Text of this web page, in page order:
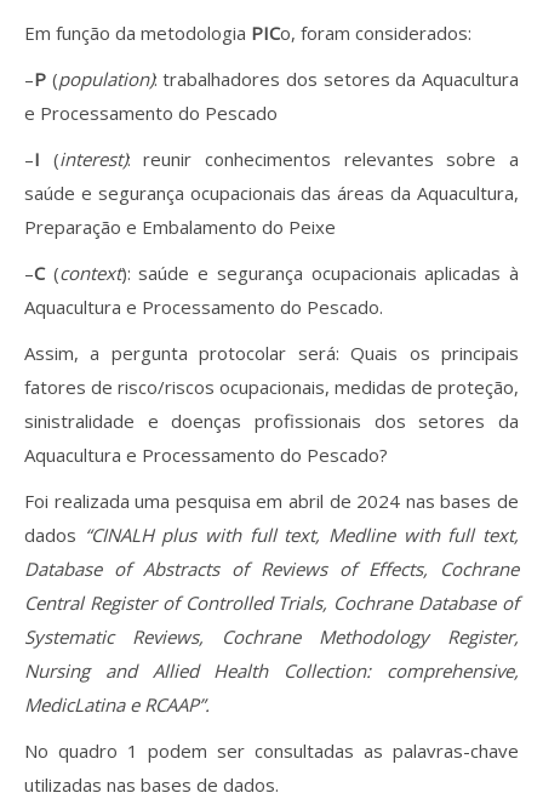
Em função da metodologia PICo, foram considerados:
–P (population): trabalhadores dos setores da Aquacultura
e Processamento do Pescado
–I (interest): reunir conhecimentos relevantes sobre a
saúde e segurança ocupacionais das áreas da Aquacultura,
Preparação e Embalamento do Peixe
–C(context): saúde e segurança ocupacionais aplicadas à
Aquacultura e Processamento do Pescado.
Assim, a pergunta protocolar será: Quais os principais
fatores de risco/riscos ocupacionais, medidas de proteção,
sinistralidade e doenças profissionais dos setores da
Aquacultura e Processamento do Pescado?
Foi realizada uma pesquisa em abril de 2024 nas bases de
dados “CINALH plus with full text, Medline with full text,
Database of Abstracts of Reviews of Effects, Cochrane
Central Register of Controlled Trials, Cochrane Database of
Systematic Reviews, Cochrane Methodology Register,
Nursing and Allied Health Collection: comprehensive,
MedicLatina e RCAAP”.
No quadro 1 podem ser consultadas as palavras-chave
utilizadas nas bases de dados.